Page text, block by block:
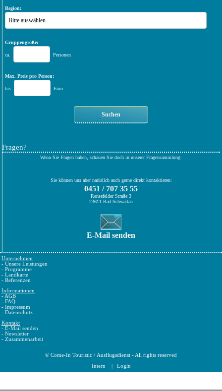
Region:
Bitte auswählen
Gruppengröße:
ca. Personen
Max. Preis pro Person:
bis Euro
Fragen?
Wenn Sie Fragen haben, schauen Sie doch in unserer Fragensammlung:
Sie können uns aber natürlich auch gerne direkt kontaktieren:
0451 / 707 35 55
Rensefelder Straße 3
23611 Bad Schwartau
E-Mail senden
Unternehmen
- Unsere Leistungen
- Programme
- Landkarte
- Referenzen
Informationen
- AGB
- FAQ
- Impressum
- Datenschutz
Kontakt
- E-Mail senden
- Newsletter
- Zusammenarbeit
© Come-In Touristic / Ausflugsdienst - All rights reserved
Intern
Login